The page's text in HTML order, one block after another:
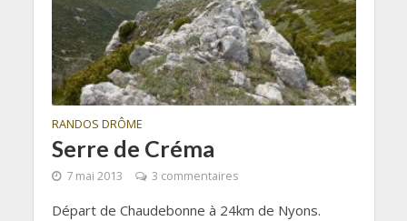
RANDOS DRÔME
Serre de Créma
7 mai 2013 3 commentaires
Départ de Chaudebonne à 24km de Nyons.